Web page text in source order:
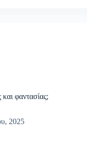
φαντασίας;
2025